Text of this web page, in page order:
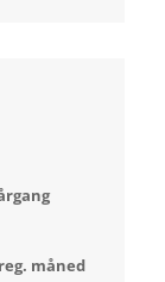
måned